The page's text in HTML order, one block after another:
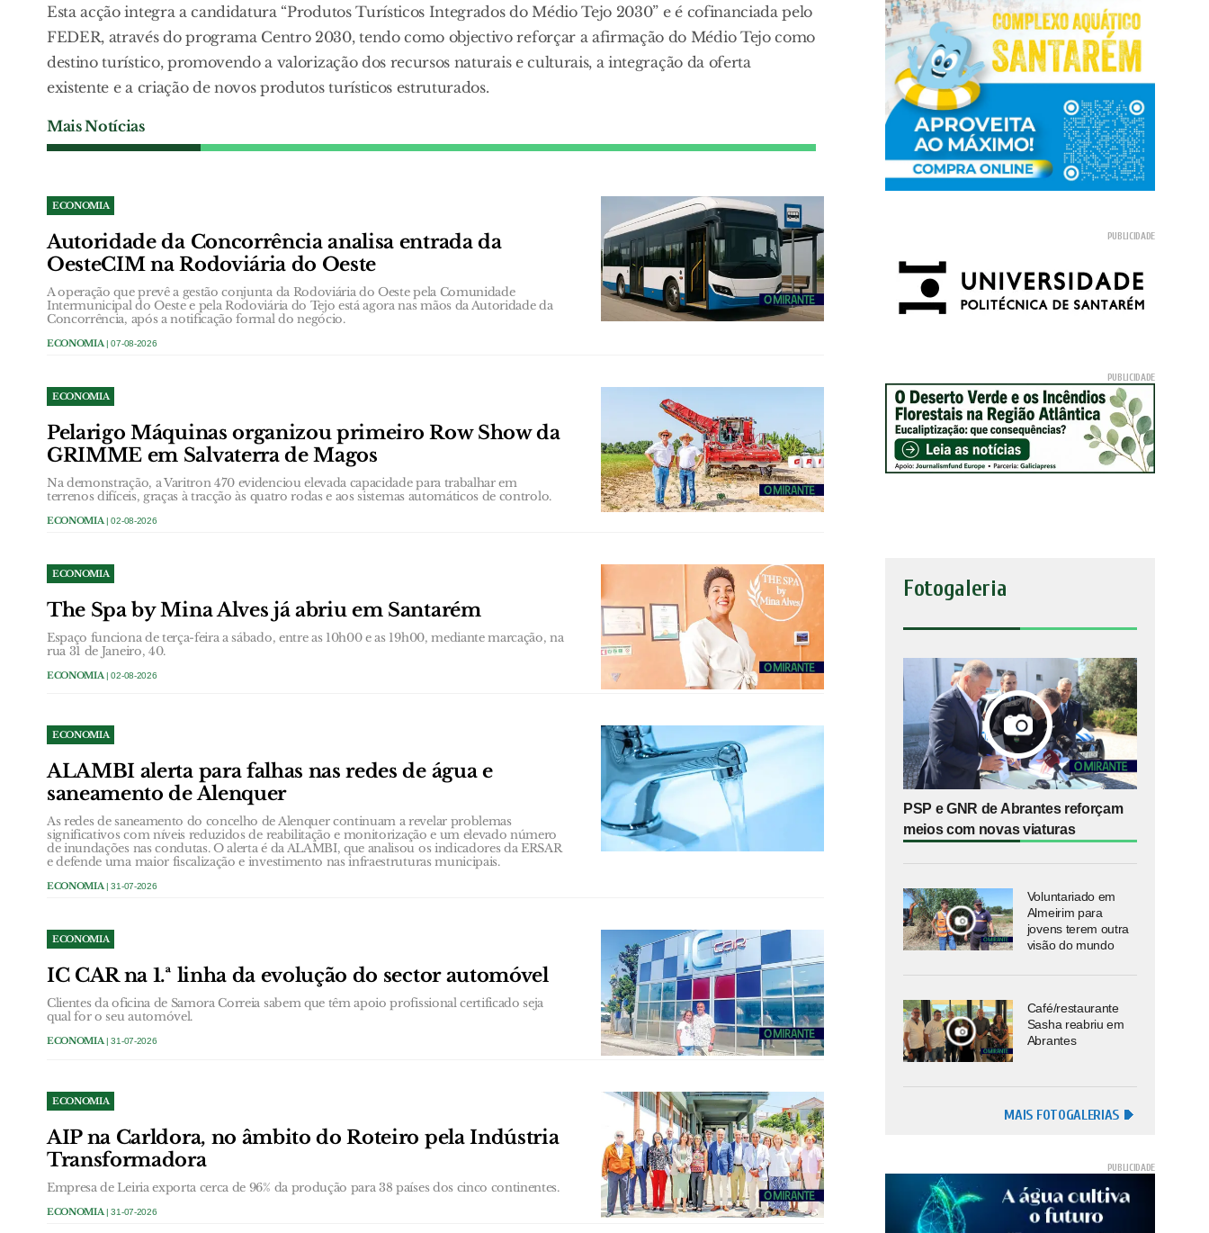
Esta acção integra a candidatura “Produtos Turísticos Integrados do Médio Tejo 2030” e é cofinanciada pelo
FEDER, através do programa Centro 2030, tendo como objectivo reforçar a afirmação do Médio Tejo como
destino turístico, promovendo a valorização dos recursos naturais e culturais, a integração da oferta
existente e a criação de novos produtos turísticos estruturados.
Mais Notícias
ECONOMIA
Autoridade da Concorrência analisa entrada da
OesteCIM na Rodoviária do Oeste
A operação que prevê a gestão conjunta da Rodoviária do Oeste pela Comunidade
Intermunicipal do Oeste e pela Rodoviária do Tejo está agora nas mãos da Autoridade da
Concorrência, após a notificação formal do negócio.
ECONOMIA | 07-08-2026
ECONOMIA
Pelarigo Máquinas organizou primeiro Row Show da
GRIMME em Salvaterra de Magos
Na demonstração, a Varitron 470 evidenciou elevada capacidade para trabalhar em
terrenos difíceis, graças à tracção às quatro rodas e aos sistemas automáticos de controlo.
ECONOMIA | 02-08-2026
ECONOMIA
The Spa by Mina Alves já abriu em Santarém
Espaço funciona de terça-feira a sábado, entre as 10h00 e as 19h00, mediante marcação, na
rua 31 de Janeiro, 40.
ECONOMIA | 02-08-2026
ECONOMIA
ALAMBI alerta para falhas nas redes de água e
saneamento de Alenquer
As redes de saneamento do concelho de Alenquer continuam a revelar problemas
significativos com níveis reduzidos de reabilitação e monitorização e um elevado número
de inundações nas condutas. O alerta é da ALAMBI, que analisou os indicadores da ERSAR
e defende uma maior fiscalização e investimento nas infraestruturas municipais.
ECONOMIA| 31-07-2026
ECONOMIA
IC CAR na 1.ª linha da evolução do sector automóvel
Clientes da oficina de Samora Correia sabem que têm apoio profissional certificado seja
qual for o seu automóvel.
ECONOMIA| 31-07-2026
ECONOMIA
AIP na Carldora, no âmbito do Roteiro pela Indústria
Transformadora
Empresa de Leiria exporta cerca de 96% da produção para 38 países dos cinco continentes.
ECONOMIA | 31-07-2026
Fotogaleria
PSP e GNR de Abrantes reforçam
meios com novas viaturas
Voluntariado em
Almeirim para
jovens terem outra
visão do mundo
Café/restaurante
Sasha reabriu em
Abrantes
MAIS FOTOGALERIAS